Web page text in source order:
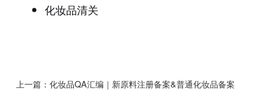
化妆品清关
上一篇： 化妆品QA汇编｜新原料注册备案&普通化妆品备案